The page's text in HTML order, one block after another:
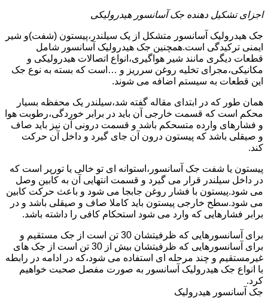
اجزای تشکیل دهنده جک آسانسور هیدرولیکی
جک هیدرولیک آسانسور متشکل از یک سیلندر،پیستون (شفت)و شیر
ایمنی ترکیدگی است.همچنین جک هیدرولیک آسانسور شامل
قطعات دیگری مانند شیر هواگیری،انواع اتصالات هیدرولیکی و
مکانیکی،مجرای تخلیه روغن سرریز و …است که بسته به نوع جک
این قطعات به سیستم اضافه می شوند.
همان طور که در ابتدای مقاله گفته شد،سیلندر یک محفظه بسیار
محکم است که قسمت خارجی آن باید در برابر خوردگی،رطوبت هوا
و فشارهای وارده متسحکم باشد و قسمت درونی آن نیز باید صاف
و صیقلی باشد که پیستون درون آن جای گیرد و داخل آن حرکت
کند.
پیستون یا شفت جک آسانسور،استوانه ای تو خالی یا تورپر است که
در داخل سیلندر قرار می گیرد و قسمت انتهایی آن به کابین وصل
می شود.پیستون با فشار روغن جابجا می شود و باعث حرکت کابین
می شود.سطح خارجی پیستون باید کاملا صاف و صیقلی باشد و در
برابر فشارهایی که وارد می شود استحکام کافی را داشته باشد.
برای آسانسورهایی که ظرفیتشان 30 تن است از جک مستقیم و
برای آسانسورهایی که ظرفیتشان بیش از 30 تن است از جک های
غیرمستقیم و چند مرحله ای استفاده می شود،که در ادامه در رابطه
با انواع جک هیدرولیک آسانسور به صورت مفصل صحبت خواهیم
کرد.
جک آسانسور هیدرولیک